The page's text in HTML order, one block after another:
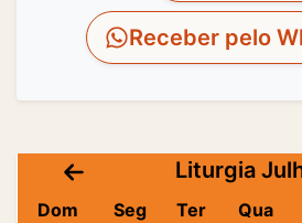
Receber pelo
Liturgia
Dom Seg Ter Qua